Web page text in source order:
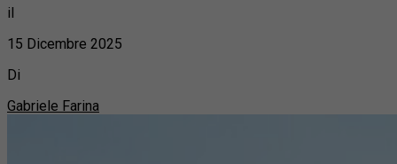
il
15 Dicembre 2025
Di
Gabriele Farina